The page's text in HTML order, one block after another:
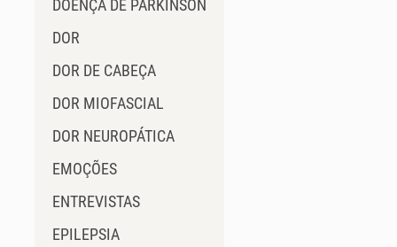
DOENÇA DE PARKINSON
DOR
DOR DE CABEÇA
DOR MIOFASCIAL
DOR NEUROPÁTICA
EMOÇÕES
ENTREVISTAS
EPILEPSIA